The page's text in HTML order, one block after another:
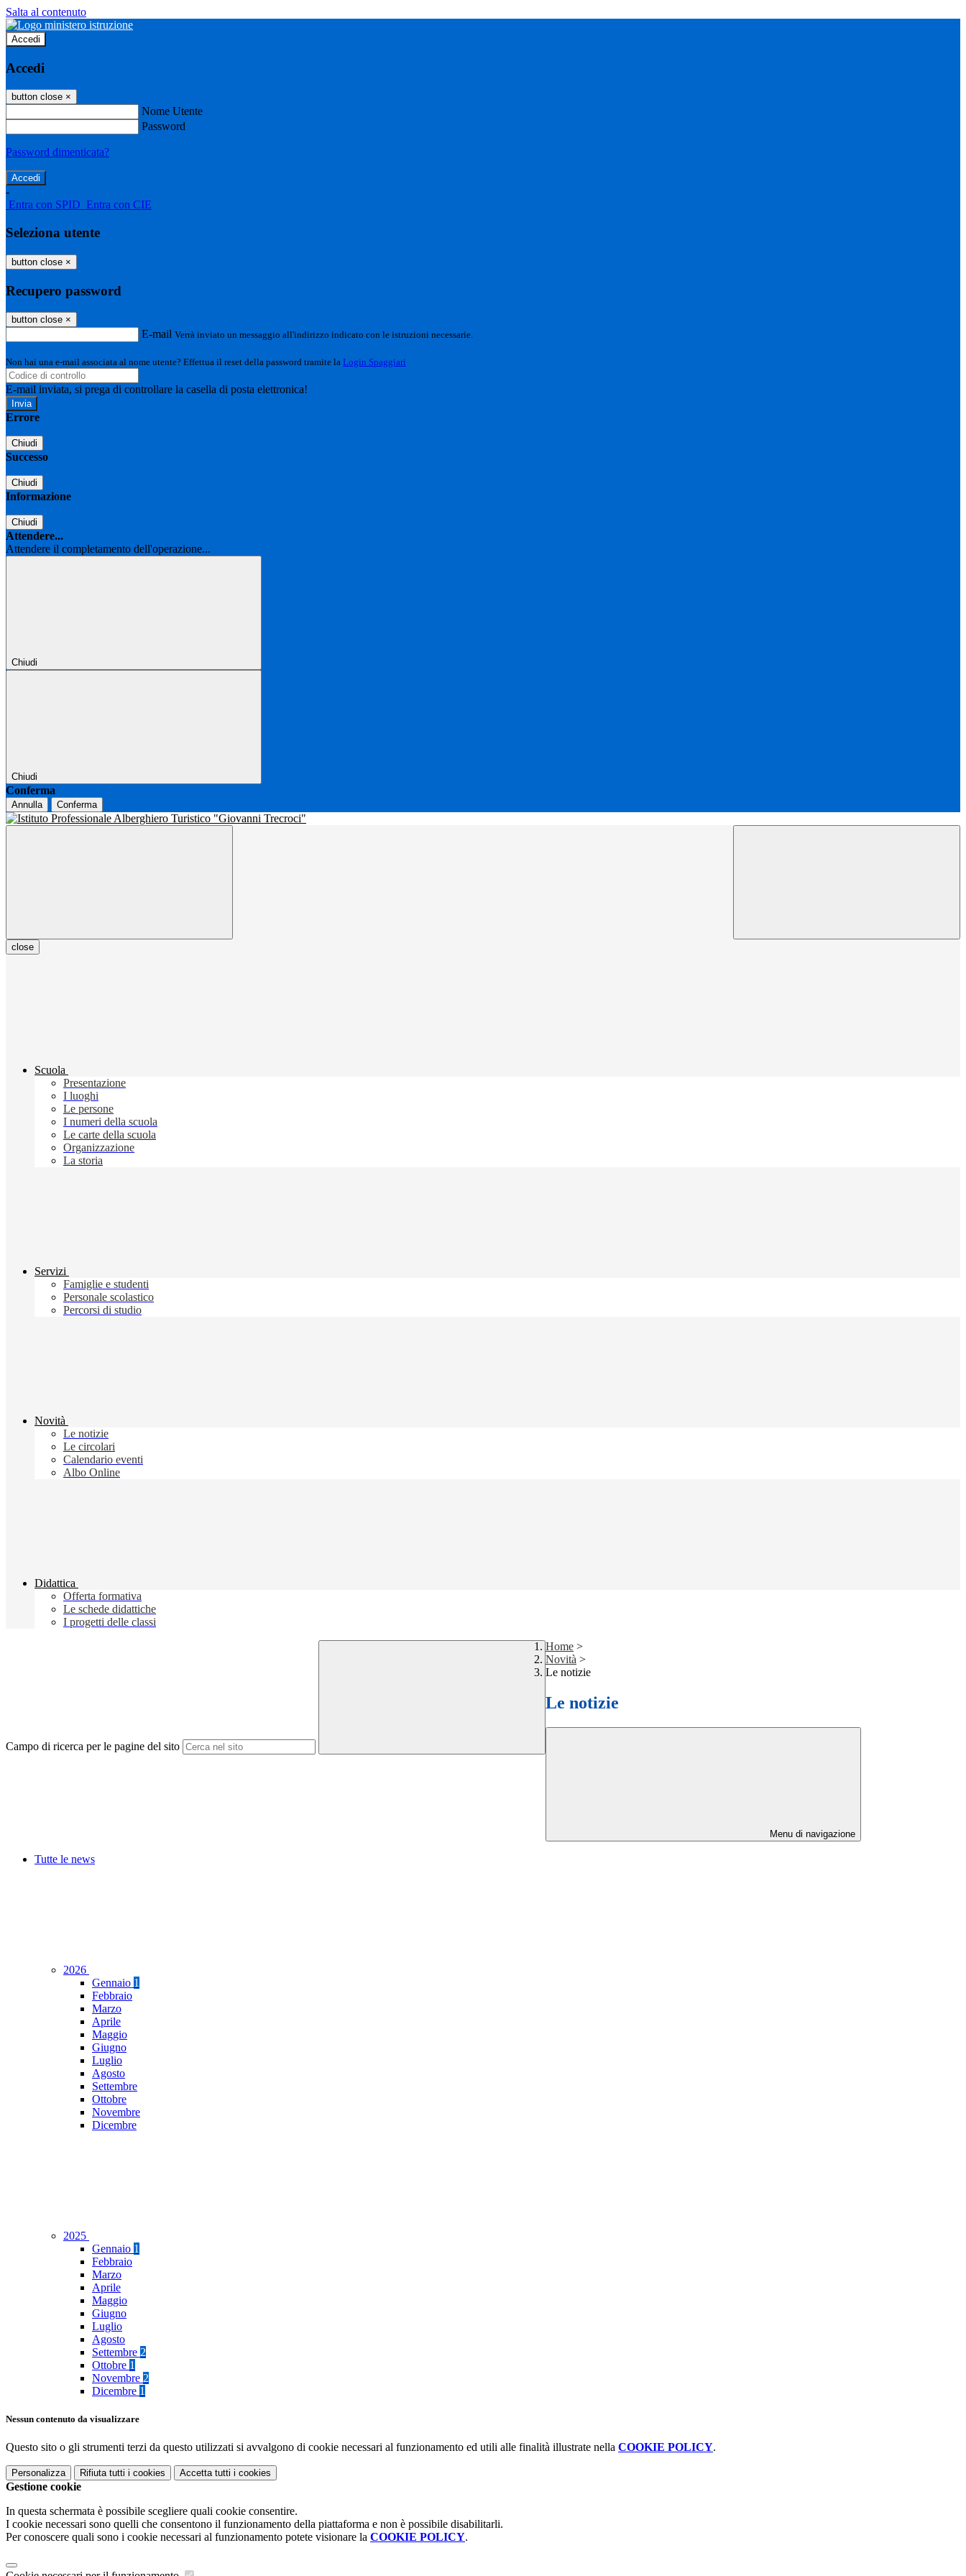
Salta al contenuto
Accedi
Accedi
button close ×
Nome Utente
Password
Password dimenticata?
-
Entra con SPID Entra con CIE
Seleziona utente
button close ×
Recupero password
button close ×
E-mail Verrà inviato un messaggio all'indirizzo indicato con le istruzioni necessarie.
Non hai una e-mail associata al nome utente? Effettua il reset della password tramite la Login Spaggiari
E-mail inviata, si prega di controllare la casella di posta elettronica!
Errore
Chiudi
Successo
Chiudi
Informazione
Chiudi
Attendere...
Attendere il completamento dell'operazione...
Chiudi
Chiudi
Conferma
Annulla Conferma
close
Scuola
Presentazione
I luoghi
Le persone
I numeri della scuola
Le carte della scuola
Organizzazione
La storia
Servizi
Famiglie e studenti
Personale scolastico
Percorsi di studio
Novità
Le notizie
Le circolari
Calendario eventi
Albo Online
Didattica
Offerta formativa
Le schede didattiche
I progetti delle classi
Campo di ricerca per le pagine del sito
Home >
Novità >
Le notizie
Le notizie
Menu di navigazione
Tutte le news
2026
Gennaio 1
Febbraio
Marzo
Aprile
Maggio
Giugno
Luglio
Agosto
Settembre
Ottobre
Novembre
Dicembre
2025
Gennaio 1
Febbraio
Marzo
Aprile
Maggio
Giugno
Luglio
Agosto
Settembre 2
Ottobre 1
Novembre 2
Dicembre 1
Nessun contenuto da visualizzare
Questo sito o gli strumenti terzi da questo utilizzati si avvalgono di cookie necessari al funzionamento ed utili alle finalità illustrate nella COOKIE POLICY.
Personalizza Rifiuta tutti i cookies Accetta tutti i cookies
Gestione cookie
In questa schermata è possibile scegliere quali cookie consentire.
I cookie necessari sono quelli che consentono il funzionamento della piattaforma e non è possibile disabilitarli.
Per conoscere quali sono i cookie necessari al funzionamento potete visionare la COOKIE POLICY.